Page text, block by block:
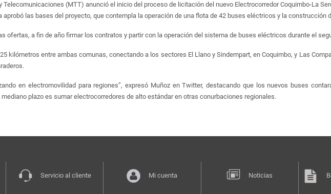
Telecomunicaciones (MTT) anunció el inicio del proceso de licitación del nuevo Electrocorredor Coquimbo-La
aprobó las bases del proyecto, que contempla la operación de una flota de 42 buses eléctricos y la construcción
ofertas, a fin de año firmar los contratos y partir con la operación del sistema de buses eléctricos durante el
kilómetros entre ambas comunas, conectando a los sectores El Llano y Sindempart, en Coquimbo, y Las
en electromovilidad para regiones”, expresó Muñoz en Twitter, destacando que los nuevos buses
plazo es sumar electrocorredores de alto estándar en otras conurbaciones regionales.
Servicio al cliente Mi cuenta Noticias